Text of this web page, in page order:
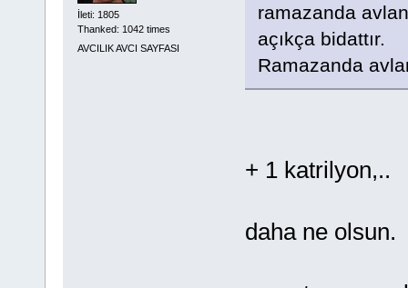
İleti: 1805
Thanked: 1042 times
AVCILIK AVCI SAYFASI
ramazanda
açıkça bidattır.
Ramazanda
+ 1 katrilyon,..
daha ne olsun.